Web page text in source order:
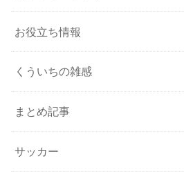
お役立ち情報
くういちの雑感
まとめ記事
サッカー